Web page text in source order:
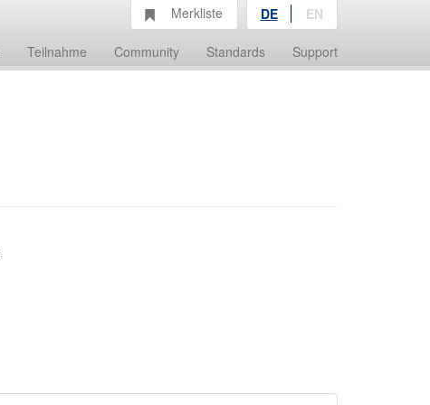
Teilnahme Community Standards Support
Merkliste DE EN